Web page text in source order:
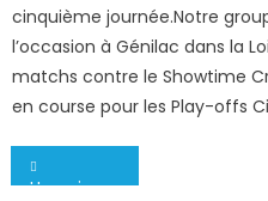
cinquième journée.Notre
l’occasion à Génilac dans la
matchs contre le Showtime
en course pour les Play-offs
Navigation
Une cinquième place pour finir en division 1 , la réserve aux play-offs et le début de la coupe de France.